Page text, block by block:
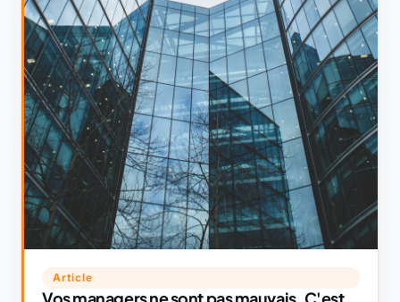
Article